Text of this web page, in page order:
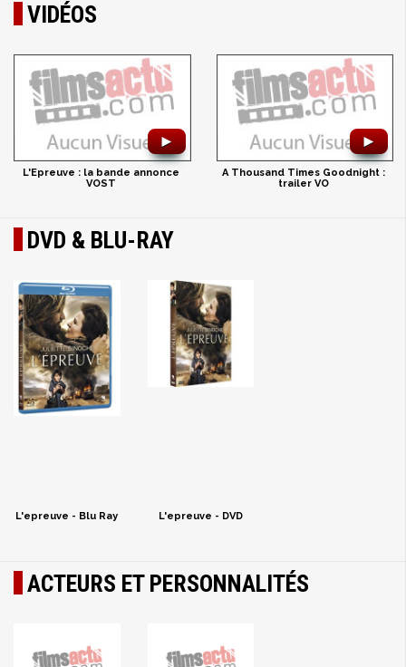
VIDÉOS
►
L'Epreuve : la bande annonce
VOST
►
A Thousand Times Goodnight :
trailer VO
DVD & BLU-RAY
L'epreuve - Blu Ray L'epreuve - DVD
ACTEURS ET PERSONNALITÉS